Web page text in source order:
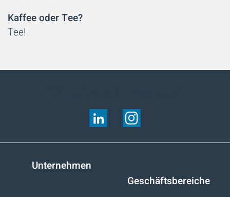
Kaffee oder Tee?
Tee!
Unternehmen
Geschäftsbereiche